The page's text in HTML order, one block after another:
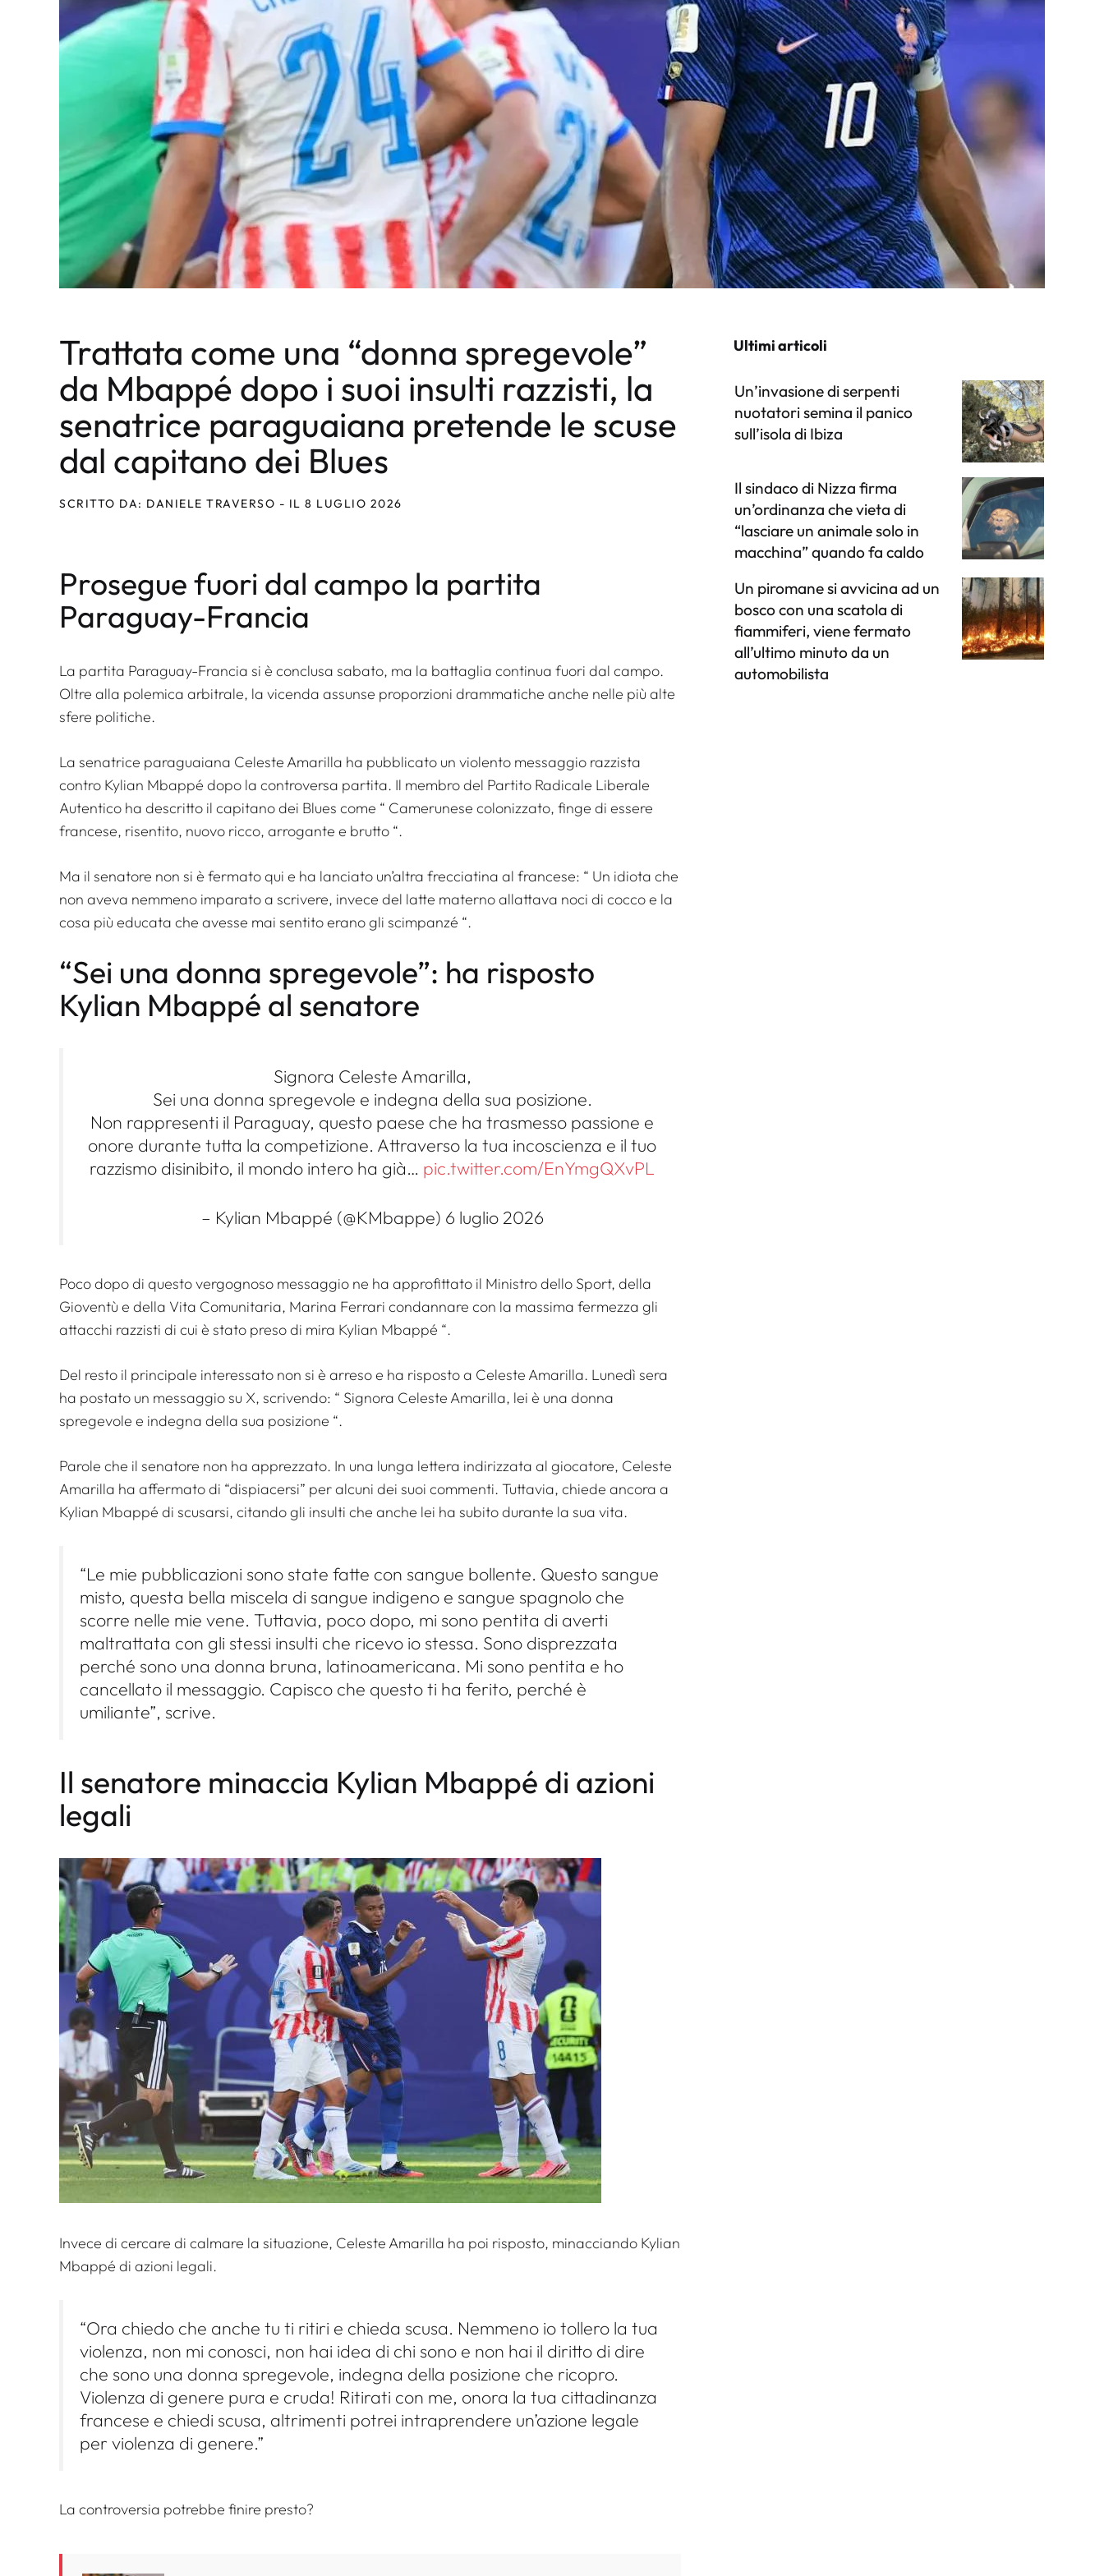
Trattata come una “donna spregevole”
da Mbappé dopo i suoi insulti razzisti, la
senatrice paraguaiana pretende le scuse
dal capitano dei Blues
SCRITTO DA: DANIELE TRAVERSO - IL 8 LUGLIO 2026
Prosegue fuori dal campo la partita
Paraguay-Francia
La partita Paraguay-Francia si è conclusa sabato, ma la battaglia continua fuori dal campo.
Oltre alla polemica arbitrale, la vicenda assunse proporzioni drammatiche anche nelle più alte
sfere politiche.
La senatrice paraguaiana Celeste Amarilla ha pubblicato un violento messaggio razzista
contro Kylian Mbappé dopo la controversa partita. Il membro del Partito Radicale Liberale
Autentico ha descritto il capitano dei Blues come “ Camerunese colonizzato, finge di essere
francese, risentito, nuovo ricco, arrogante e brutto “.
Ma il senatore non si è fermato qui e ha lanciato un’altra frecciatina al francese: “ Un idiota che
non aveva nemmeno imparato a scrivere, invece del latte materno allattava noci di cocco e la
cosa più educata che avesse mai sentito erano gli scimpanzé “.
“Sei una donna spregevole”: ha risposto
Kylian Mbappé al senatore
Signora Celeste Amarilla,
Sei una donna spregevole e indegna della sua posizione.
Non rappresenti il ​​Paraguay, questo paese che ha trasmesso passione e
onore durante tutta la competizione. Attraverso la tua incoscienza e il tuo
razzismo disinibito, il mondo intero ha già… pic.twitter.com/EnYmgQXvPL
– Kylian Mbappé (@KMbappe) 6 luglio 2026
Poco dopo di questo vergognoso messaggio ne ha approfittato il Ministro dello Sport, della
Gioventù e della Vita Comunitaria, Marina Ferrari condannare con la massima fermezza gli
attacchi razzisti di cui è stato preso di mira Kylian Mbappé “.
Del resto il principale interessato non si è arreso e ha risposto a Celeste Amarilla. Lunedì sera
ha postato un messaggio su X, scrivendo: “ Signora Celeste Amarilla, lei è una donna
spregevole e indegna della sua posizione “.
Parole che il senatore non ha apprezzato. In una lunga lettera indirizzata al giocatore, Celeste
Amarilla ha affermato di “dispiacersi” per alcuni dei suoi commenti. Tuttavia, chiede ancora a
Kylian Mbappé di scusarsi, citando gli insulti che anche lei ha subito durante la sua vita.
“Le mie pubblicazioni sono state fatte con sangue bollente. Questo sangue
misto, questa bella miscela di sangue indigeno e sangue spagnolo che
scorre nelle mie vene. Tuttavia, poco dopo, mi sono pentita di averti
maltrattata con gli stessi insulti che ricevo io stessa. Sono disprezzata
perché sono una donna bruna, latinoamericana. Mi sono pentita e ho
cancellato il messaggio. Capisco che questo ti ha ferito, perché è
umiliante”, scrive.
Il senatore minaccia Kylian Mbappé di azioni
legali
Invece di cercare di calmare la situazione, Celeste Amarilla ha poi risposto, minacciando Kylian
Mbappé di azioni legali.
“Ora chiedo che anche tu ti ritiri e chieda scusa. Nemmeno io tollero la tua
violenza, non mi conosci, non hai idea di chi sono e non hai il diritto di dire
che sono una donna spregevole, indegna della posizione che ricopro.
Violenza di genere pura e cruda! Ritirati con me, onora la tua cittadinanza
francese e chiedi scusa, altrimenti potrei intraprendere un’azione legale
per violenza di genere.”
La controversia potrebbe finire presto?
Ultimi articoli
Un’invasione di serpenti
nuotatori semina il panico
sull’isola di Ibiza
Il sindaco di Nizza firma
un’ordinanza che vieta di
“lasciare un animale solo in
macchina” quando fa caldo
Un piromane si avvicina ad un
bosco con una scatola di
fiammiferi, viene fermato
all’ultimo minuto da un
automobilista